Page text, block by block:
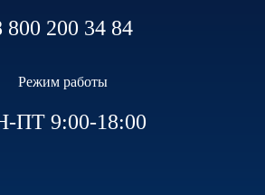
800 200 34 84
Режим работы
ПТ 9:00-18:00